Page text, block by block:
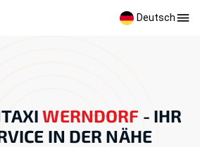
Deutsch
WERNDORF - IHR
IN DER NÄHE